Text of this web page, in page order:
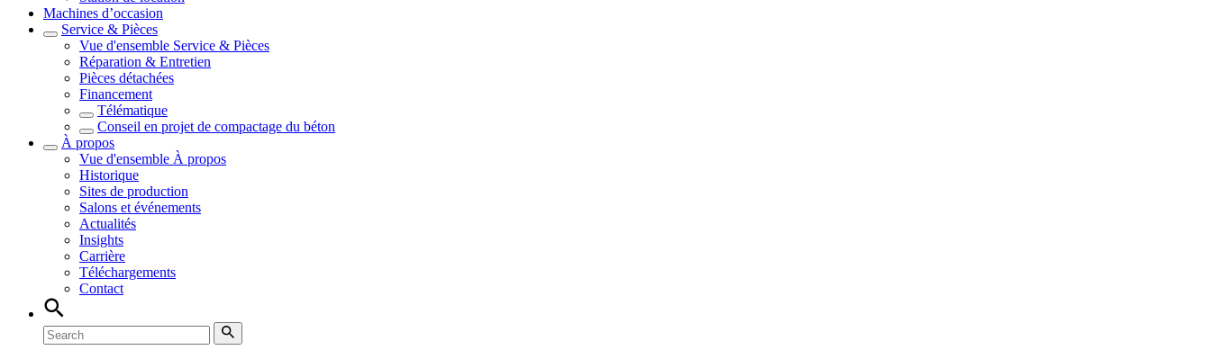
Machines d’occasion
Service & Pièces
Vue d'ensemble Service & Pièces
Réparation & Entretien
Pièces détachées
Financement
Télématique
Conseil en projet de compactage du béton
À propos
Vue d'ensemble À propos
Historique
Sites de production
Salons et événements
Actualités
Insights
Carrière
Téléchargements
Contact